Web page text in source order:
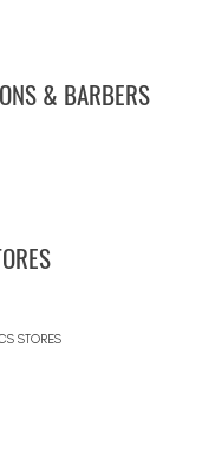
& BARBERS
STORES